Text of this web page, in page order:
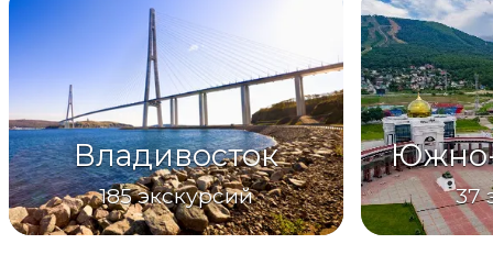
Владивосток
185 экскурсий
Южно-
37